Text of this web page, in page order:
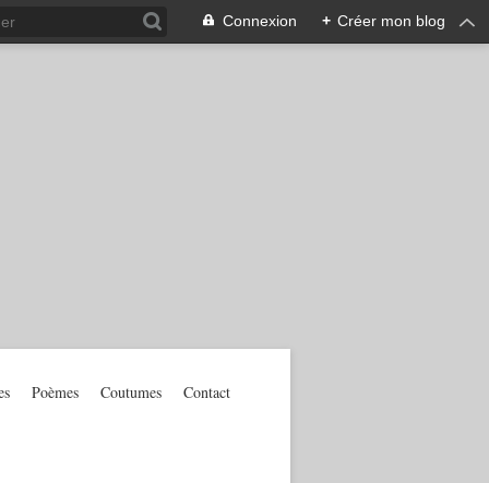
Connexion + Créer mon blog
Poèmes Coutumes Contact